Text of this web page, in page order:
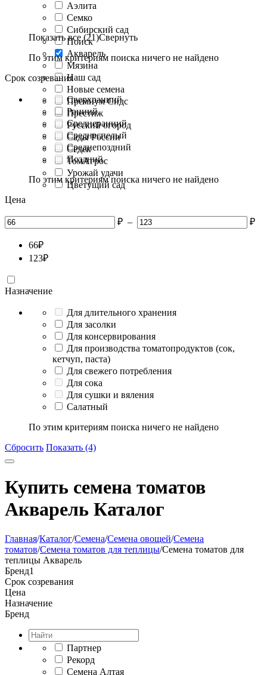
Аэлита
Семко
Сибирский сад
Поиск
Акварель
Мязина
Наш сад
Новые семена
Премиум Сидс
Престиж
Русский огород
Сады России
Седек
ТомАгрос
Урожай удачи
Цветущий сад
Показать все (21)Свернуть
По этим критериям поиска ничего не найдено
Срок созревания
Сверхранний
Ранний
Среднеранний
Среднеспелый
Среднепоздний
Поздний
По этим критериям поиска ничего не найдено
Цена
₽ – ₽
66₽
123₽
Назначение
Для длительного хранения
Для засолки
Для консервирования
Для производства томатопродуктов (сок,
кетчуп, паста)
Для свежего потребления
Для сока
Для сушки и вяления
Салатный
По этим критериям поиска ничего не найдено
Сбросить Показать (4)
Купить семена томатов
Акварель Каталог
Главная/Каталог/Семена/Семена овощей/Семена
томатов/Семена томатов для теплицы/Семена томатов для
теплицы Акварель
Бренд1
Срок созревания
Цена
Назначение
Бренд
Партнер
Рекорд
Семена Алтая